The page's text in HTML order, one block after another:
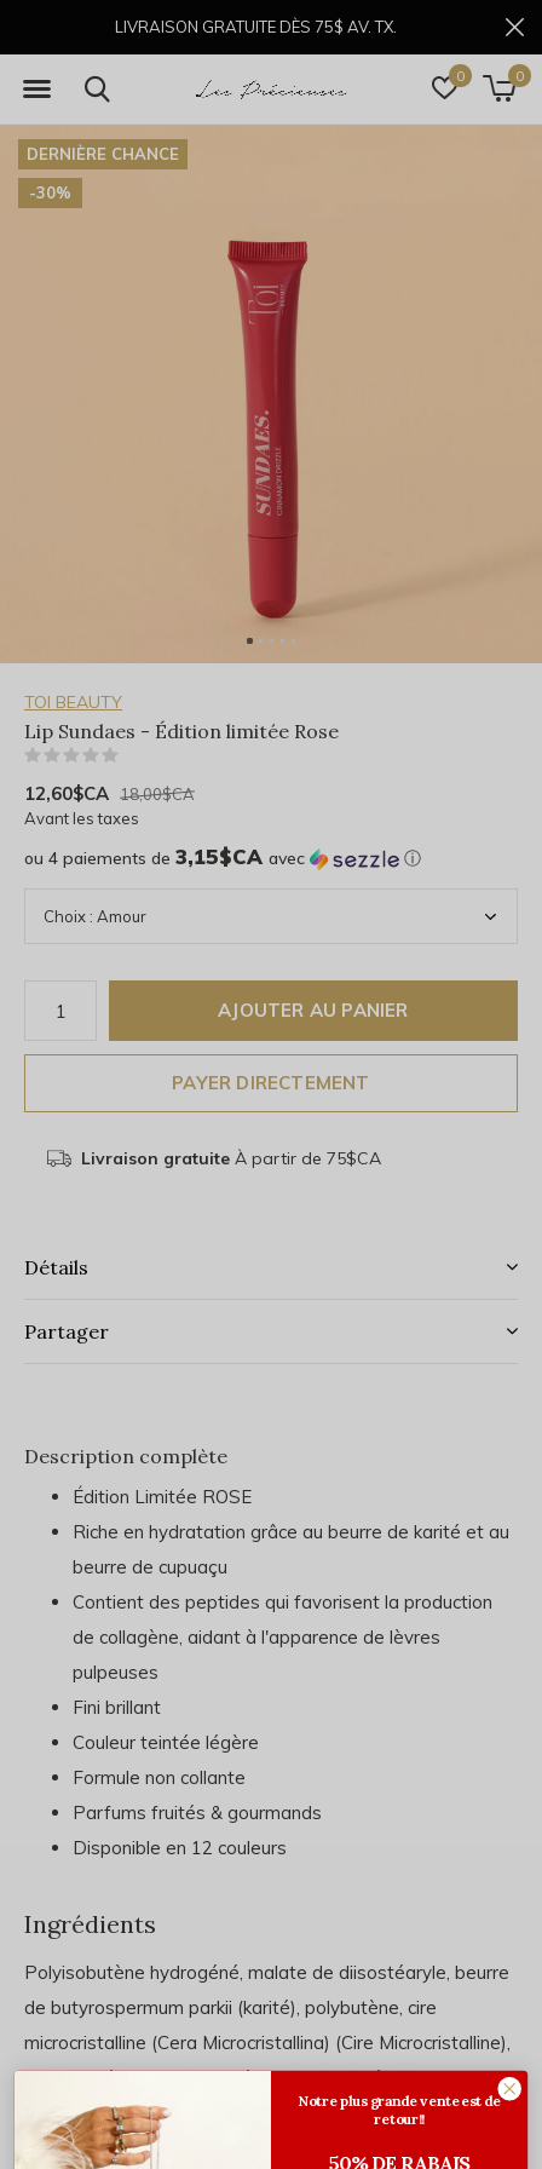
0 0
LIVRAISON GRATUITE DÈS 75$ AV. TX.
DERNIÈRE CHANCE
-30%
TOI BEAUTY
Lip Sundaes - Édition limitée Rose
12,60$CA 18,00$CA
Avant les taxes
ou 4 paiements de 3,15$CA avec ⓘ
AJOUTER AU PANIER
PAYER DIRECTEMENT
Livraison gratuiteÀ partir de 75$CA
Détails
Partager
Description complète
Édition Limitée ROSE
Riche en hydratation grâce au beurre de karité et au
beurre de cupuaçu
Contient des peptides qui favorisent la production
de collagène, aidant à l'apparence de lèvres
pulpeuses
Fini brillant
Couleur teintée légère
Formule non collante
Parfums fruités & gourmands
Disponible en 12 couleurs
Ingrédients
Polyisobutène hydrogéné, malate de diisostéaryle, beurre
de butyrospermum parkii (karité), polybutène, cire
microcristalline (Cera Microcristallina) (Cire Microcristalline),
cire synthétique, Octyldodécanol, polyglycéryl-2
triisostéarate, poly(oléfine C6-14) hydrogéné (dérivé de
sources végétales), tocophérol (vitamine E), acétate de
Notre plus grande vente est de
retour!!
50% DE RABAIS